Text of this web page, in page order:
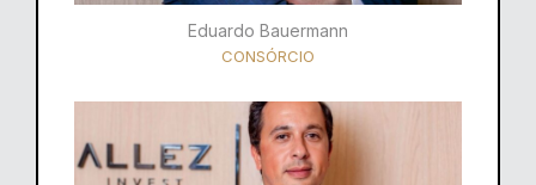
Eduardo Bauermann
CONSÓRCIO